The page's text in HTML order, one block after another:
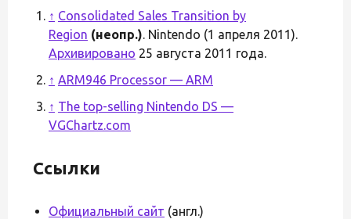
↑ Consolidated Sales Transition by
Region (неопр.). Nintendo (1 апреля 2011).
Архивировано 25 августа 2011 года.
↑ ARM946 Processor — ARM
↑ The top-selling Nintendo DS —
VGChartz.com
Ссылки
Официальный сайт (англ.)